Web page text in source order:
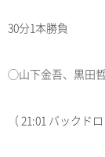
30分1本勝負
◯山下金吾、黒田
（ 21:01 バックド